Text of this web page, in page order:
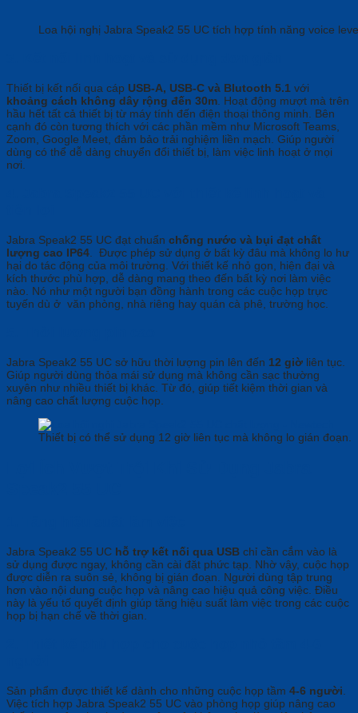
Loa hội nghị Jabra Speak2 55 UC tích hợp tính năng voice
Thiết bị kết nối qua cáp USB-A, USB-C và Blutooth 5.1 với
khoảng cách không dây rộng đến 30m . Hoạt động mượt mà trên
hầu hết tất cả thiết bị từ máy tính đến điện thoại thông minh. Bên
cạnh đó còn tương thích với các phần mềm như Microsoft Teams,
Zoom, Google Meet, đảm bảo trải nghiệm liền mạch. Giúp người
dùng có thể dễ dàng chuyển đổi thiết bị, làm việc linh hoạt ở mọi
nơi.
Jabra Speak2 55 UC đạt chuẩn chống nước và bụi đạt chất
lượng cao IP64 . Được phép sử dụng ở bất kỳ đâu mà không lo hư
hại do tác động của môi trường. Với thiết kế nhỏ gọn, hiện đại và
kích thước phù hợp, dễ dàng mang theo đến bất kỳ nơi làm việc
nào. Nó như một người bạn đồng hành trong các cuộc họp trực
tuyến dù ở văn phòng, nhà riêng hay quán cà phê, trường học.
Jabra Speak2 55 UC sở hữu thời lượng pin lên đến 12 giờ liên tục.
Giúp người dùng thỏa mái sử dụng mà không cần sạc thường
xuyên như nhiều thiết bị khác. Từ đó, giúp tiết kiệm thời gian và
nâng cao chất lượng cuộc họp.
Thiết bị có thể sử dụng 12 giờ liên tục mà không lo gián đoạn.
Jabra Speak2 55 UC hỗ trợ kết nối qua USB chỉ cần cắm vào là
sử dụng được ngay, không cần cài đặt phức tạp. Nhờ vậy, cuộc họp
được diễn ra suôn sẻ, không bị gián đoạn. Người dùng tập trung
hơn vào nội dung cuộc họp và nâng cao hiệu quả công việc. Điều
này là yếu tố quyết định giúp tăng hiệu suất làm việc trong các cuộc
họp bị hạn chế về thời gian.
Sản phẩm được thiết kế dành cho những cuộc họp tầm 4-6 người.
Việc tích hợp Jabra Speak2 55 UC vào phòng họp giúp nâng cao